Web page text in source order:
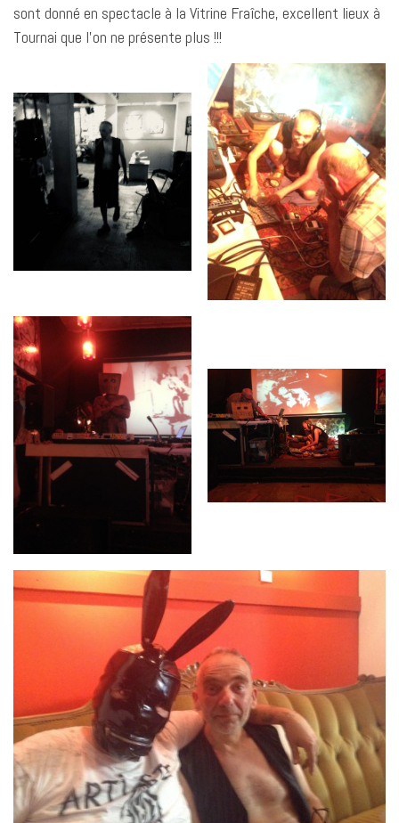
sont donné en spectacle à la Vitrine Fraîche, excellent lieux à
Tournai que l’on ne présente plus !!!